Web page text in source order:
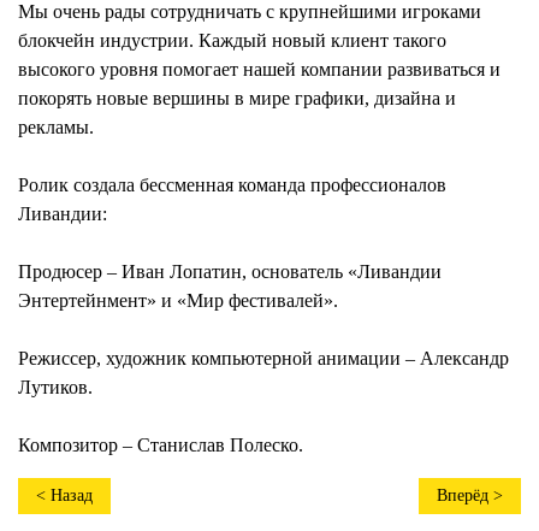
Мы очень рады сотрудничать с крупнейшими игроками
блокчейн индустрии. Каждый новый клиент такого
высокого уровня помогает нашей компании развиваться и
покорять новые вершины в мире графики, дизайна и
рекламы.
Ролик создала бессменная команда профессионалов
Ливандии:
Продюсер – Иван Лопатин, основатель «Ливандии
Энтертейнмент» и «Мир фестивалей».
Режиссер, художник компьютерной анимации – Александр
Лутиков.
Композитор – Станислав Полеско.
< Назад Вперёд >